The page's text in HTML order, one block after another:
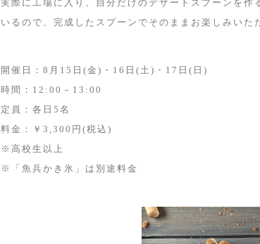
実際に工場に入り、自分だけのデザートスプーンを
いるので、完成したスプーンでそのままお楽しみいた
開催日：8月15日(金)・16日(土)・17日(日)
時間：12:00－13:00
定員：各日5名
料金：￥3,300円(税込)
※高校生以上
※「魚兵かき氷」は別途料金